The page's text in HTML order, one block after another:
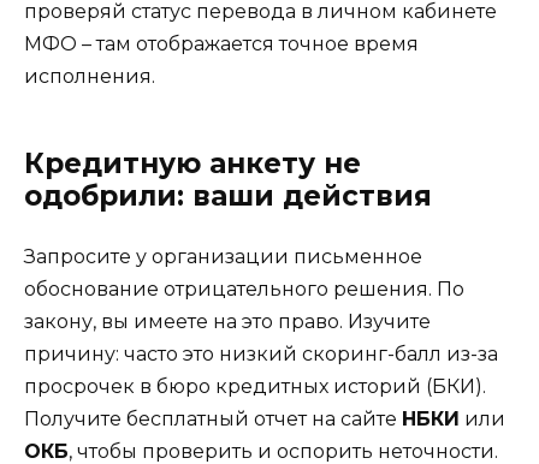
проверяй статус перевода в личном кабинете
МФО – там отображается точное время
исполнения.
Кредитную анкету не
одобрили: ваши действия
Запросите у организации письменное
обоснование отрицательного решения. По
закону, вы имеете на это право. Изучите
причину: часто это низкий скоринг-балл из-за
просрочек в бюро кредитных историй (БКИ).
Получите бесплатный отчет на сайте НБКИ или
ОКБ, чтобы проверить и оспорить неточности.